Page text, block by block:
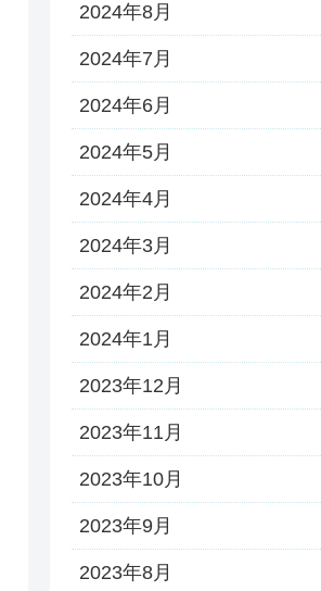
2024年8月
2024年7月
2024年6月
2024年5月
2024年4月
2024年3月
2024年2月
2024年1月
2023年12月
2023年11月
2023年10月
2023年9月
2023年8月